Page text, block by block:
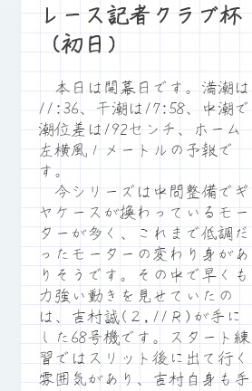
レース記者クラブ杯
（初日）
本日は開幕日です。満潮は
11:36、干潮は17:58、中潮で
潮位差は192センチ、ホーム
左横風１メートルの予報で
す。
今シリーズは中間整備でギ
ヤケースが換わっているモー
ターが多く、これまで低調だ
ったモーターの変わり身があ
りそうです。その中で早くも
力強い動きを見せていたの
は、吉村誠(２,11Ｒ)が手に
した68号機です。スタート練
習ではスリット後に出て行く
雰囲気があり、吉村自身も手